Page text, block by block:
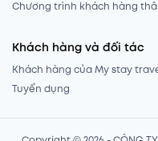
Chương trình khách hàng
Khách hàng và đối tác
Khách hàng của My stay
Tuyển dụng